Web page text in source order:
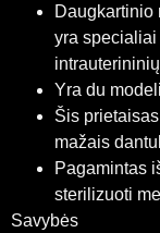
Daugkartinio
yra
Yra du
Šis
mažais
Pagamintas
sterilizuoti
Savybės